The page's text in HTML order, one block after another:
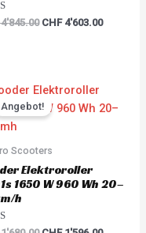
CHF4'603.00
Angebot!
Scooters
Elektroroller
1650 W 960 Wh 20–
h
Original
price
was:
is: